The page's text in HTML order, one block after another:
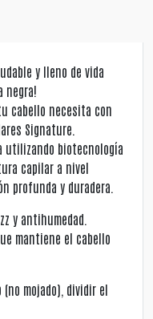
y lleno de vida
negra!
cabello necesita con
Signature.
utilizando biotecnología
capilar a nivel
profunda y duradera.
y antihumedad.
mantiene el cabello
(no mojado), dividir el